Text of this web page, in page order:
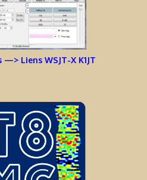
Liens WSJT-X K1JT